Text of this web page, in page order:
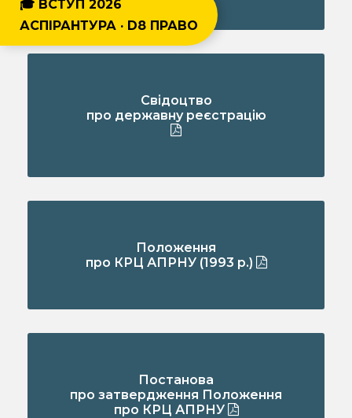
Свідоцтво
про державну реєстрацію
Положення
про КРЦ АПРНУ (1993 р.)
Постанова
про затвердження Положення
про КРЦ АПРНУ
🎓 ВСТУП 2026
АСПІРАНТУРА · D8 ПРАВО